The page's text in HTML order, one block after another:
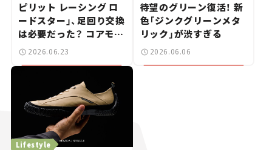
ピリット レーシング ロ
ードスター」、足回り交換
は必要だった？ コアモデ
ルオーナーが4000km走
2026.06.23
待望のグリーン復活！ 新
色「ジンクグリーンメタ
リック」が渋すぎる
2026.06.06
Lifestyle